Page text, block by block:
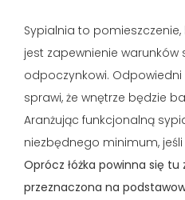
Sypialnia to
jest zapewnienie warunków
odpoczynkowi.
sprawi, że wnętrze będzie
Aranżując funkcjonalną
niezbędnego minimum,
Oprócz łóżka powinna się
przeznaczona na